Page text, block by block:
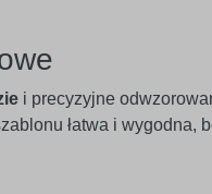
i precyzyjne
łatwa i wygodna,